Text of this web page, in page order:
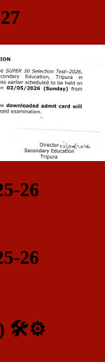
26
26
🛠️⚙️